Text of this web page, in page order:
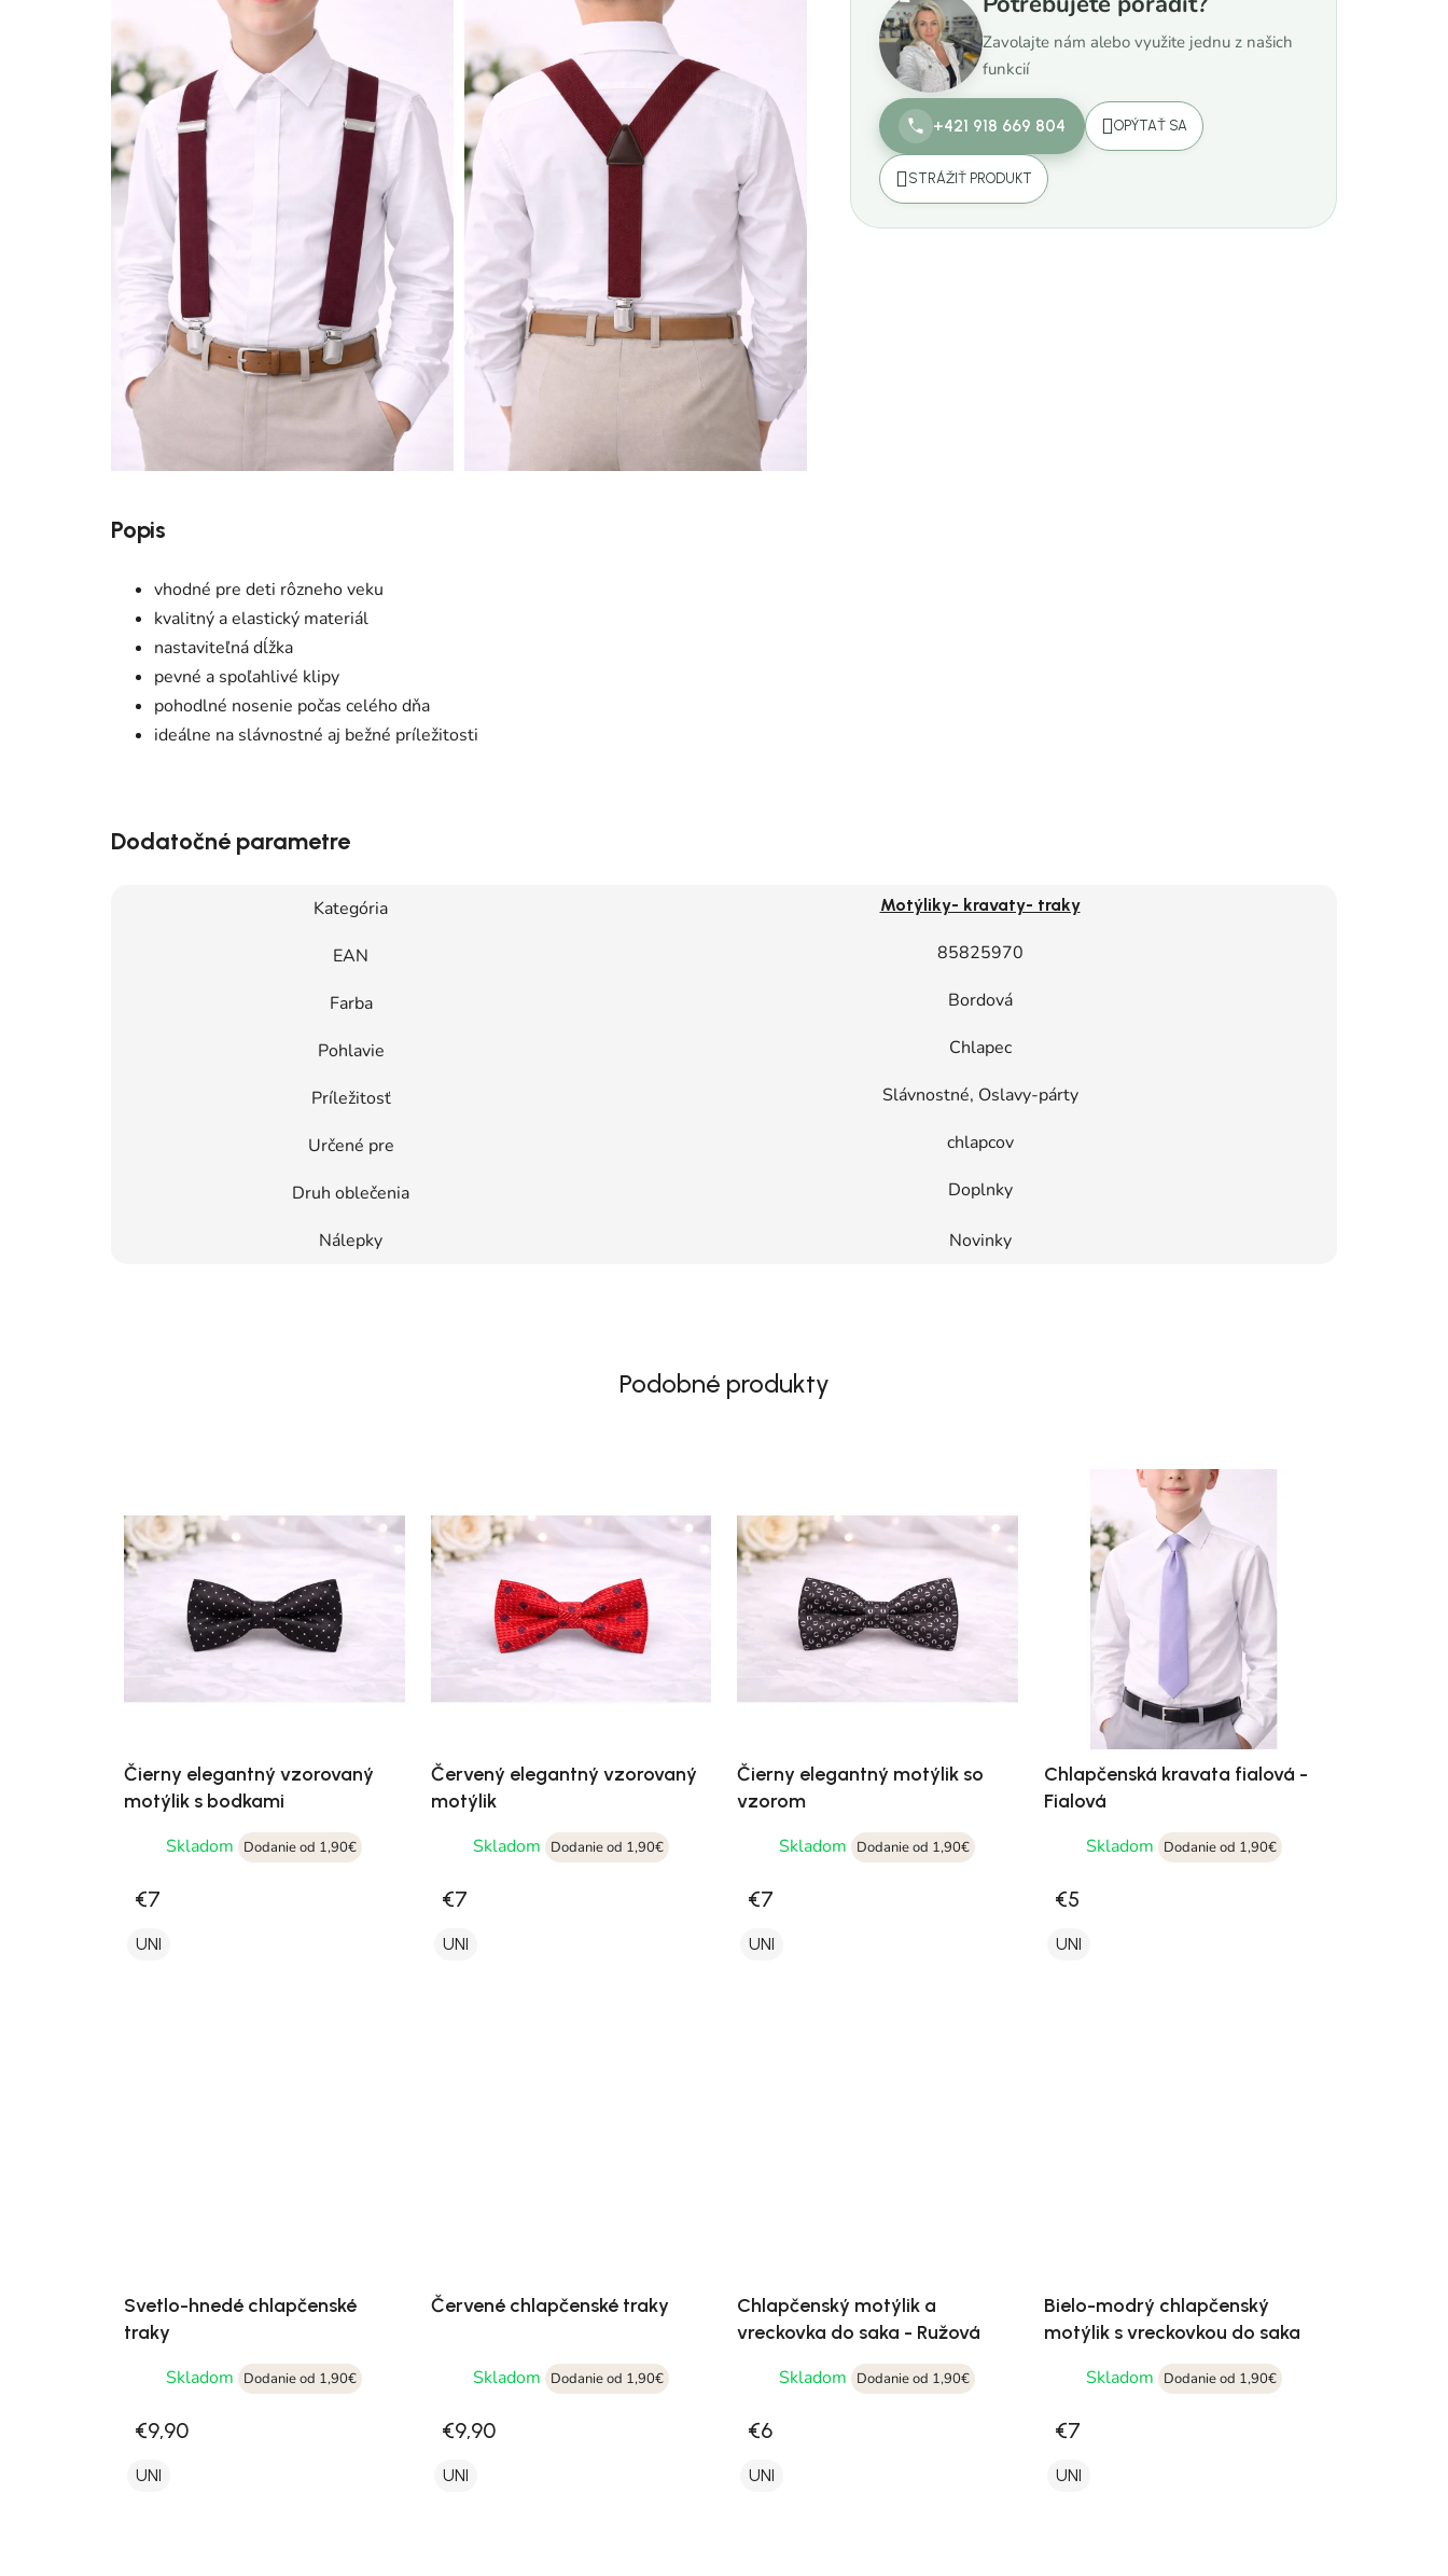
Zavolajte nám alebo využite jednu z našich
funkcií
+421 918 669 804 OPÝTAŤ SA
STRÁŽIŤ PRODUKT
Popis
vhodné pre deti rôzneho veku
kvalitný a elastický materiál
nastaviteľná dĺžka
pevné a spoľahlivé klipy
pohodlné nosenie počas celého dňa
ideálne na slávnostné aj bežné príležitosti
Dodatočné parametre
Kategória Motýliky- kravaty- traky
EAN 85825970
Farba Bordová
Pohlavie Chlapec
Príležitosť Slávnostné, Oslavy-párty
Určené pre chlapcov
Druh oblečenia Doplnky
Nálepky Novinky
Podobné produkty
Čierny elegantný vzorovaný
motýlik s bodkami
Skladom Dodanie od 1,90€
€7
UNI
Červený elegantný vzorovaný
motýlik
Skladom
Dodanie od 1,90€
€7
UNI
Čierny elegantný motýlik so
vzorom
Skladom Dodanie od 1,90€
€7
UNI
Chlapčenská kravata fialová -
Fialová
Skladom
Dodanie od 1,90€
€5
UNI
Svetlo-hnedé chlapčenské
traky
Skladom Dodanie od 1,90€
€9,90
UNI
Červené chlapčenské traky
Skladom Dodanie od 1,90€
€9,90
UNI
Chlapčenský motýlik a
vreckovka do saka - Ružová
Skladom Dodanie od 1,90€
€6
UNI
Bielo-modrý chlapčenský
motýlik s vreckovkou do saka
Skladom
Dodanie od 1,90€
€7
UNI